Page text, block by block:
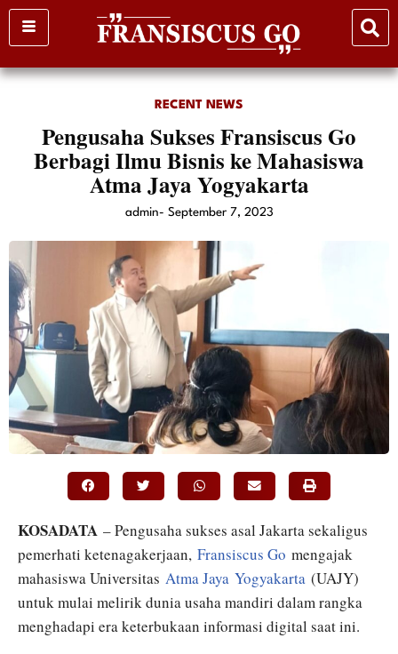
Skip
to
RECENT NEWS
Pengusaha Sukses Fransiscus Go
Berbagi Ilmu Bisnis ke Mahasiswa
Atma Jaya Yogyakarta
admin- September 7, 2023
KOSADATA – Pengusaha sukses asal Jakarta sekaligus
pemerhati ketenagakerjaan, Fransiscus Go mengajak
mahasiswa Universitas Atma Jaya Yogyakarta (UAJY)
untuk mulai melirik dunia usaha mandiri dalam rangka
menghadapi era keterbukaan informasi digital saat ini.